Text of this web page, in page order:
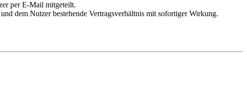
per E-Mail mitgeteilt.
dem Nutzer bestehende Vertragsverhältnis mit sofortiger Wirkung.